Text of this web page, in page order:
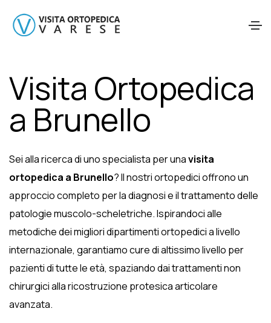
Visita Ortopedica
a Brunello
Sei alla ricerca di uno specialista per unavisita
ortopedica a Brunello? Il nostri ortopedici offrono un
approccio completo per la diagnosi e il trattamento delle
patologie muscolo-scheletriche. Ispirandoci alle
metodiche dei migliori dipartimenti ortopedici a livello
internazionale, garantiamo cure di altissimo livello per
pazienti di tutte le età, spaziando dai trattamenti non
chirurgici alla ricostruzione protesica articolare
avanzata.